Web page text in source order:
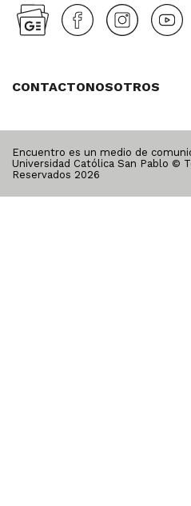
CONTACTONOSOTROS
Encuentro es un medio de
Universidad Católica San Pablo ©
Reservados 2026